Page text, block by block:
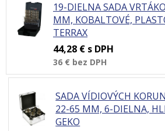
19-DIELNA SADA
MM, KOBALTOVÉ,
TERRAX
44,28 € s DPH
36 € bez DPH
SADA VÍDIOVÝCH
22-65 MM, 6-DIELNA,
GEKO